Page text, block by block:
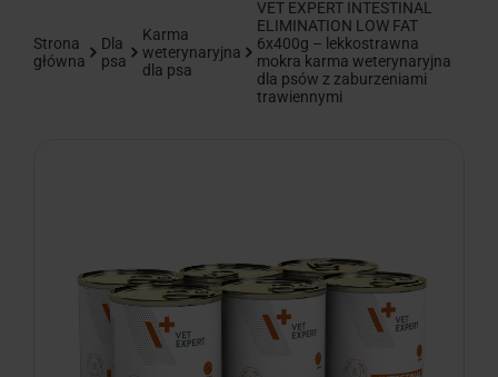
Strona
główna
Dla
psa
Karma
weterynaryjna
dla psa
VET EXPERT INTESTINAL
ELIMINATION LOW FAT
6x400g – lekkostrawna
mokra karma weterynaryjna
dla psów z zaburzeniami
trawiennymi